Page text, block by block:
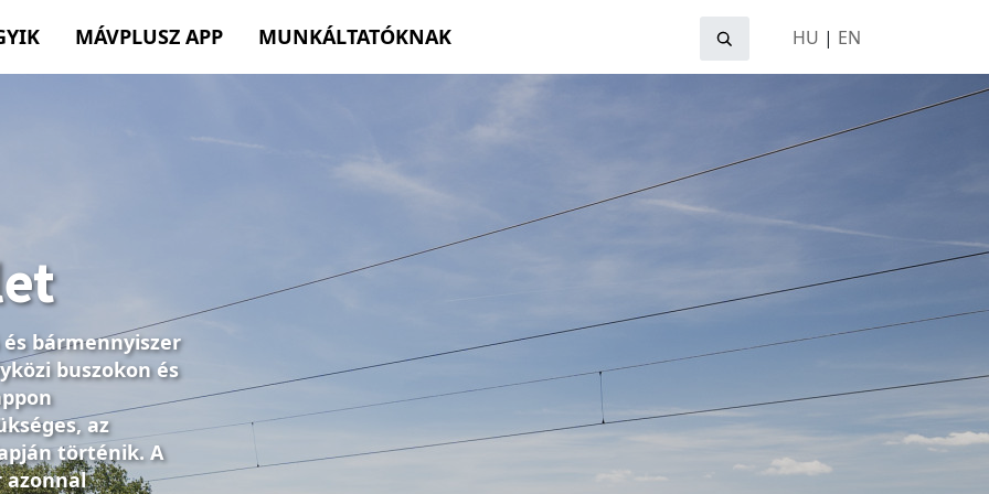
MÁVPLUSZ APP MUNKÁLTATÓKNAK HU | EN
bármennyiszer
buszokon és
az
történik. A